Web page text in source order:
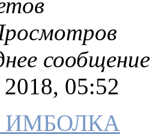
сообщение
2018, 05:52
ИМБОЛКА